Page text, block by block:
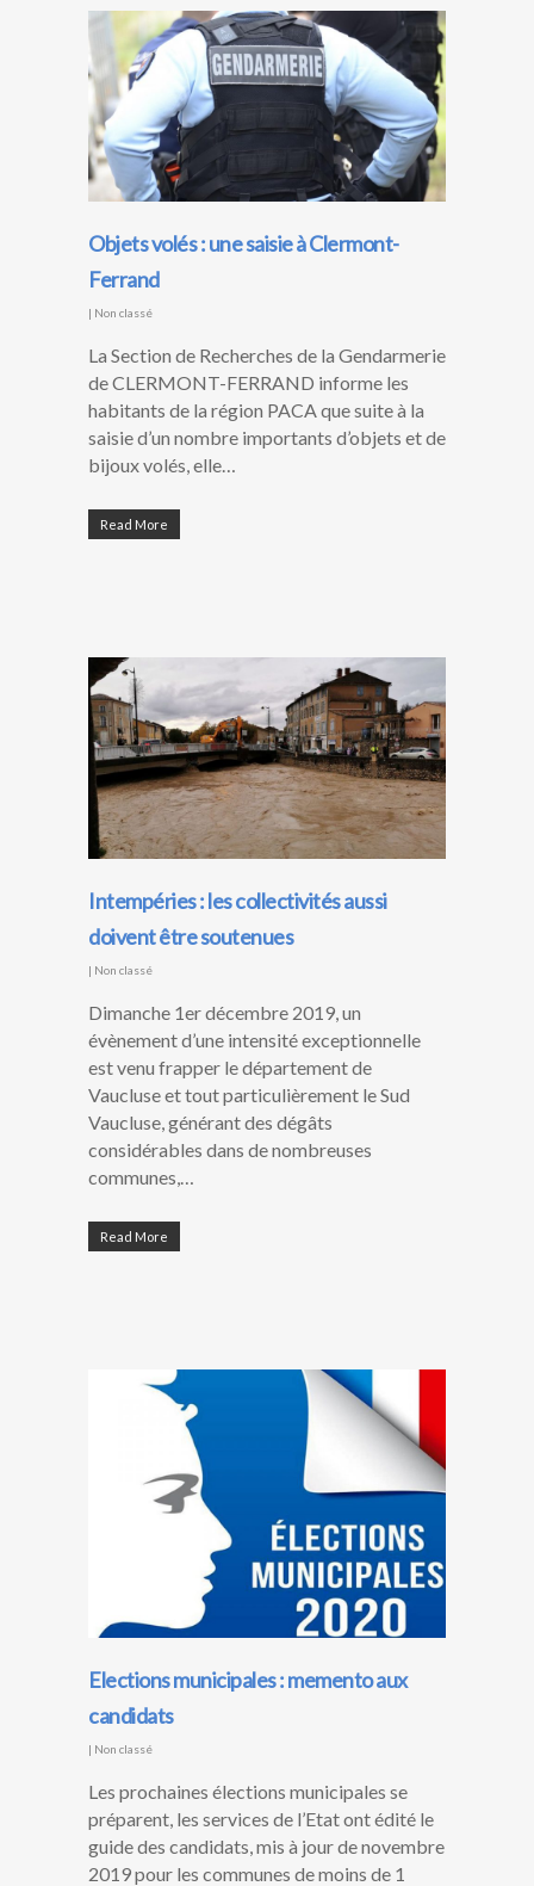
Objets volés : une saisie à Clermont-
Ferrand
| Non classé
La Section de Recherches de la Gendarmerie
de CLERMONT-FERRAND informe les
habitants de la région PACA que suite à la
saisie d’un nombre importants d’objets et de
bijoux volés, elle…
Read More
Intempéries : les collectivités aussi
doivent être soutenues
| Non classé
Dimanche 1er décembre 2019, un
évènement d’une intensité exceptionnelle
est venu frapper le département de
Vaucluse et tout particulièrement le Sud
Vaucluse, générant des dégâts
considérables dans de nombreuses
communes,…
Read More
Elections municipales : memento aux
candidats
| Non classé
Les prochaines élections municipales se
préparent, les services de l’Etat ont édité le
guide des candidats, mis à jour de novembre
2019 pour les communes de moins de 1